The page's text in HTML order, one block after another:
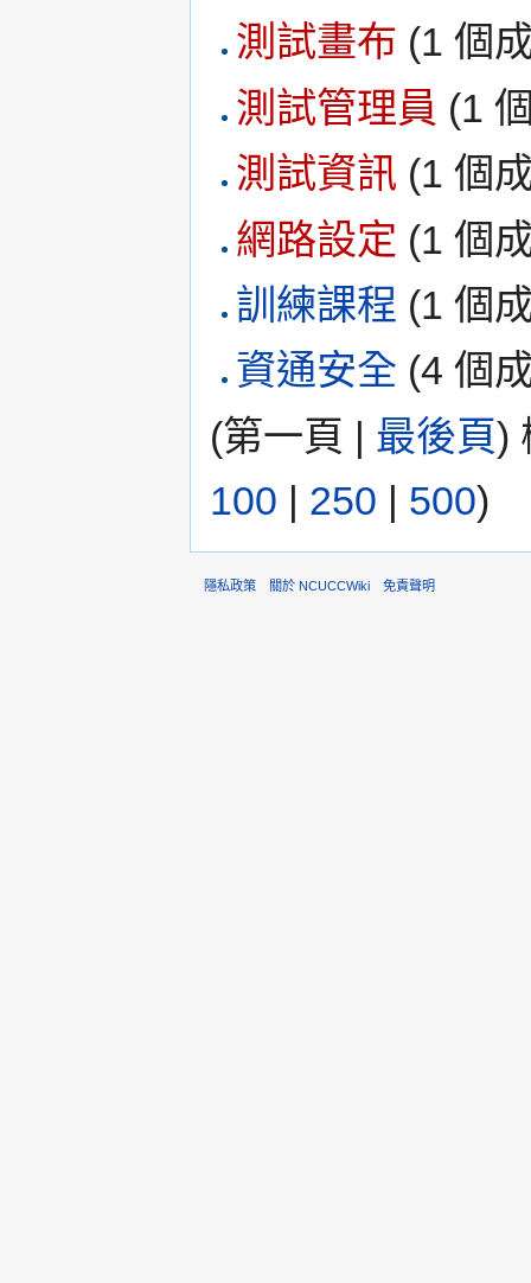
測試畫布 (1 個
測試管理員
(1
測試資訊 (1 個
網路設定 (1 個
訓練課程 (1 個
資通安全 (4 個
(第一頁 | 最後頁)
100 | 250 | 500)
隱私政策 關於 NCUCCWiki 免責聲明